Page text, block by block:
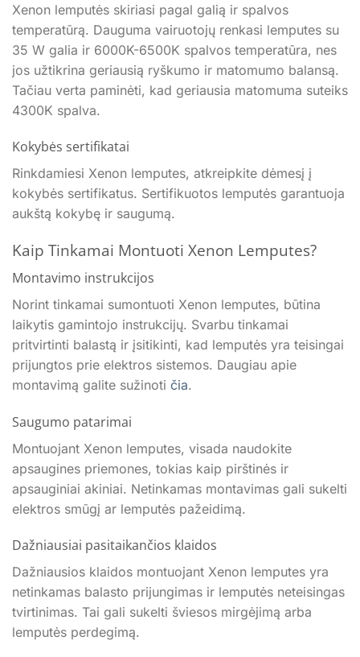
Xenon lemputės skiriasi pagal galią ir spalvos
temperatūrą. Dauguma vairuotojų renkasi lemputes su
35 W galia ir 6000K-6500K spalvos temperatūra, nes
jos užtikrina geriausią ryškumo ir matomumo balansą.
Tačiau verta paminėti, kad geriausia matomuma suteiks
4300K spalva.
Kokybės sertifikatai
Rinkdamiesi Xenon lemputes, atkreipkite dėmesį į
kokybės sertifikatus. Sertifikuotos lemputės garantuoja
aukštą kokybę ir saugumą.
Kaip Tinkamai Montuoti Xenon Lemputes?
Montavimo instrukcijos
Norint tinkamai sumontuoti Xenon lemputes, būtina
laikytis gamintojo instrukcijų. Svarbu tinkamai
pritvirtinti balastą ir įsitikinti, kad lemputės yra teisingai
prijungtos prie elektros sistemos. Daugiau apie
montavimą galite sužinoti čia.
Saugumo patarimai
Montuojant Xenon lemputes, visada naudokite
apsaugines priemones, tokias kaip pirštinės ir
apsauginiai akiniai. Netinkamas montavimas gali sukelti
elektros smūgį ar lemputės pažeidimą.
Dažniausiai pasitaikančios klaidos
Dažniausios klaidos montuojant Xenon lemputes yra
netinkamas balasto prijungimas ir lemputės neteisingas
tvirtinimas. Tai gali sukelti šviesos mirgėjimą arba
lemputės perdegimą.